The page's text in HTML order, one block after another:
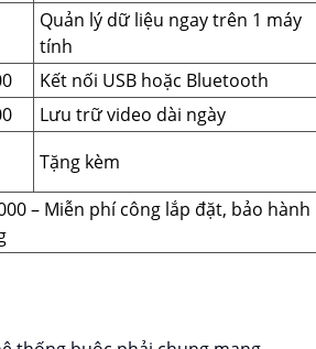
Quản lý dữ liệu ngay trên 1 máy
tính
Kết nối USB hoặc Bluetooth
Lưu trữ video dài ngày
Tặng kèm
– Miễn phí công lắp đặt, bảo hành